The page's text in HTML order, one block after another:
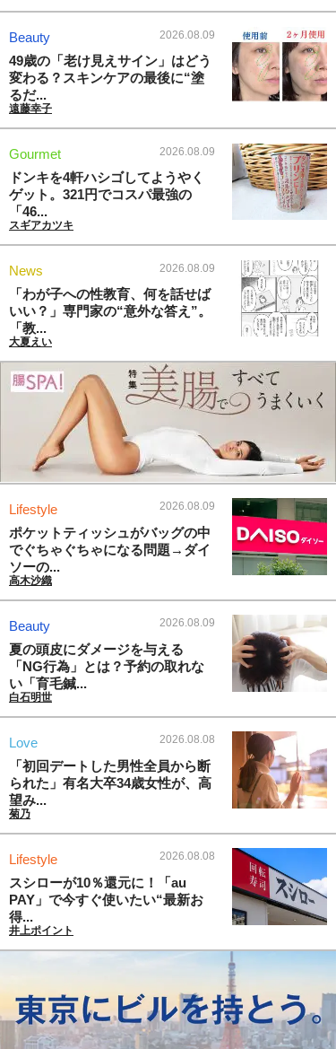
Beauty 2026.08.09
49歳の「老け見えサイン」はどう
変わる？スキンケアの最後に“塗
るだ...
遠藤幸子
Gourmet 2026.08.09
ドンキを4軒ハシゴしてようやく
ゲット。321円でコスパ最強の
「46...
スギアカツキ
News 2026.08.09
「わが子への性教育、何を話せば
いい？」専門家の“意外な答え”。
「教...
大夏えい
Lifestyle 2026.08.09
ポケットティッシュがバッグの中
でぐちゃぐちゃになる問題→ダイ
ソーの...
高木沙織
Beauty 2026.08.09
夏の頭皮にダメージを与える
「NG行為」とは？予約の取れな
い「育毛鍼...
白石明世
Love 2026.08.08
「初回デートした男性全員から断
られた」有名大卒34歳女性が、高
望み...
菊乃
Lifestyle 2026.08.08
スシローが10％還元に！「au
PAY」で今すぐ使いたい“最新お
得...
井上ポイント